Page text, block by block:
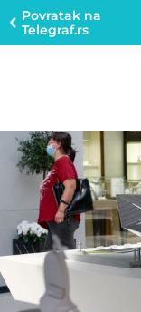
Povratak na
Telegraf.rs